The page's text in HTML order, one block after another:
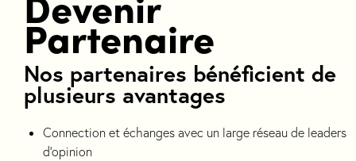
Partenaire
Nos partenaires bénéficient de
plusieurs avantages
Connection et échanges avec un large réseau de leaders
d’opinion